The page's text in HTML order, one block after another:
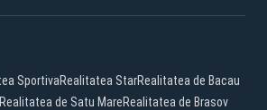
SportivaRealitatea StarRealitatea de Bacau
Realitatea de Satu MareRealitatea de Brasov